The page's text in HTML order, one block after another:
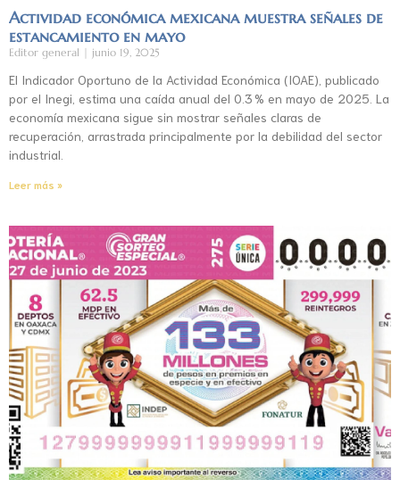
Actividad económica mexicana muestra señales de
estancamiento en mayo
Editor general junio 19, 2025
El Indicador Oportuno de la Actividad Económica (IOAE), publicado
por el Inegi, estima una caída anual del 0.3 % en mayo de 2025. La
economía mexicana sigue sin mostrar señales claras de
recuperación, arrastrada principalmente por la debilidad del sector
industrial.
Leer más »